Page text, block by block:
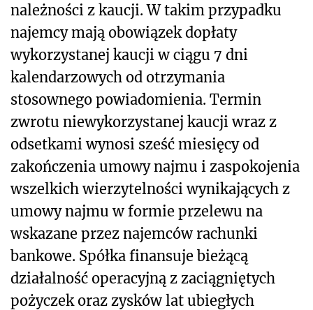
należności z kaucji. W takim przypadku
najemcy mają obowiązek dopłaty
wykorzystanej kaucji w ciągu 7 dni
kalendarzowych od otrzymania
stosownego powiadomienia. Termin
zwrotu niewykorzystanej kaucji wraz z
odsetkami wynosi sześć miesięcy od
zakończenia umowy najmu i zaspokojenia
wszelkich wierzytelności wynikających z
umowy najmu w formie przelewu na
wskazane przez najemców rachunki
bankowe. Spółka finansuje bieżącą
działalność operacyjną z zaciągniętych
pożyczek oraz zysków lat ubiegłych